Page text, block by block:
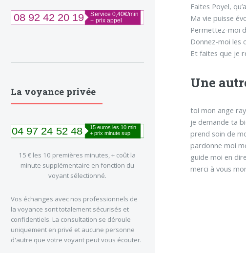
Faites Poyel,
Ma vie puisse
Permettez-moi
Donnez-moi les
Et faites que je
Une
toi mon ange
je demande ta
prend soin de
pardonne moi
guide moi en
merci à vous
La voyance privée
15 € les 10 premières minutes, + coût la
minute supplémentaire en fonction du
voyant sélectionné.
Vos échanges avec nos professionnels de
la voyance sont totalement sécurisés et
confidentiels. La consultation se déroule
uniquement en privé et aucune personne
d'autre que votre voyant peut vous écouter.